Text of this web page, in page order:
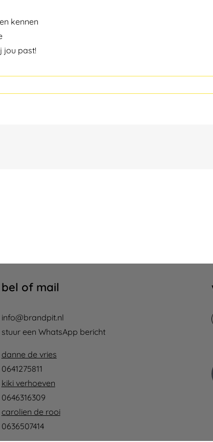
kennen
jou past!
bel of mail
info@brandpit.nl
stuur een WhatsApp bericht
danne de vries
0641275811
kiki verhoeven
0646316309
carolien de rooi
0636507414